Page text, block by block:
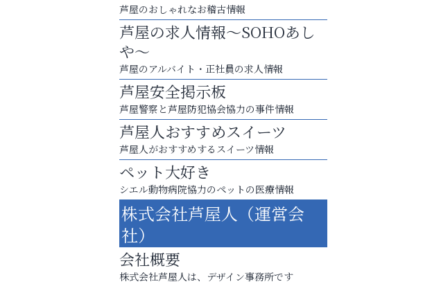
英語で育つ、世界が広がる！
便利屋ファースト
芦屋のおしゃれなお稽古情報
芦屋の求人情報～SOHOあし
や～
芦屋のアルバイト・正社員の求人情報
芦屋安全掲示板
芦屋警察と芦屋防犯協会協力の事件情報
芦屋人おすすめスイーツ
芦屋人がおすすめするスイーツ情報
ペット大好き
シエル動物病院協力のペットの医療情報
株式会社芦屋人（運営会
社）
会社概要
株式会社芦屋人は、デザイン事務所です